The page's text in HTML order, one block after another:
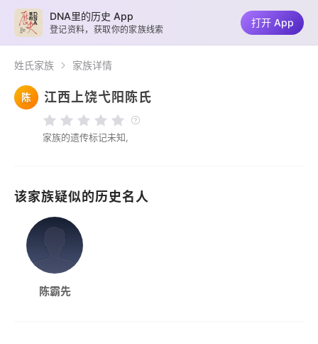
姓氏家族 家族详情
陈 江西上饶弋阳陈氏
家族的遗传标记未知,
该家族疑似的历史名人
陈霸先
DNA里的历史 App
登记资料，获取你的家族线索
打开 App